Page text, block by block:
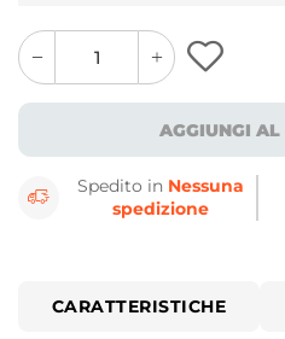
quantity
button
quantity
minus
button
AGGIUNGI AL
Spedito in Nessuna
spedizione
CARATTERISTICHE